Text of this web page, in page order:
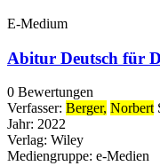
E-Medium
Abitur Deutsch für
0 Bewertungen
Verfasser: Berger, Norbert
Jahr: 2022
Verlag: Wiley
Mediengruppe: e-Medien